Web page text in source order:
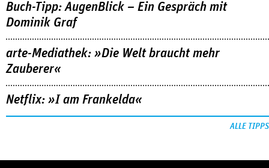
Buch-Tipp: AugenBlick – Ein Gespräch mit
Dominik Graf
arte-Mediathek: »Die Welt braucht mehr
Zauberer«
Netflix: »I am Frankelda«
ALLE TIPPS